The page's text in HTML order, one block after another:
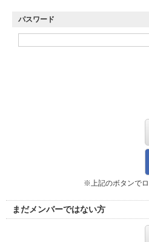
パスワード
※上記のボタンで
まだメンバーではない方